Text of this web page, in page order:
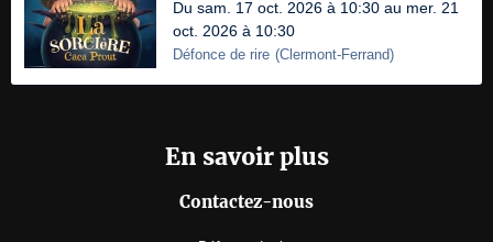
Du sam. 17 oct. 2026 à 10:30 au mer. 21
oct. 2026 à 10:30
Défonce de rire (Clermont-Ferrand)
En savoir plus
Contactez-nous